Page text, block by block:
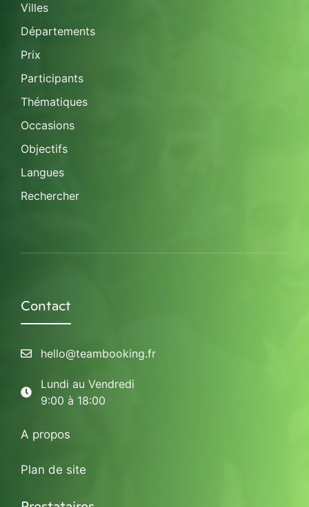
Villes
Départements
Prix
Participants
Thématiques
Occasions
Objectifs
Langues
Rechercher
Contact
hello@teambooking.fr
Lundi au Vendredi
9:00 à 18:00
A propos
Plan de site